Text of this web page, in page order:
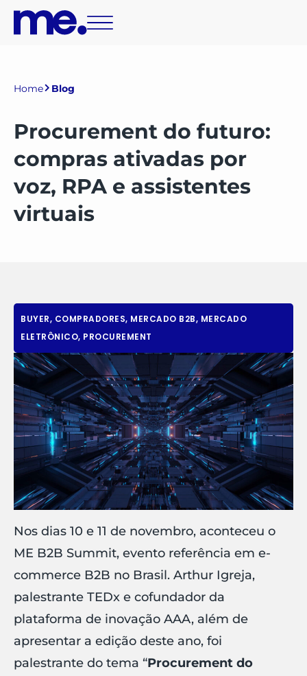
Home Blog
Procurement do futuro:
compras ativadas por
voz, RPA e assistentes
virtuais
BUYER, COMPRADORES, MERCADO B2B, MERCADO
ELETRÔNICO, PROCUREMENT
Nos dias 10 e 11 de novembro, aconteceu o
ME B2B Summit, evento referência em e-
commerce B2B no Brasil. Arthur Igreja,
palestrante TEDx e cofundador da
plataforma de inovação AAA, além de
apresentar a edição deste ano, foi
palestrante do tema “Procurement do